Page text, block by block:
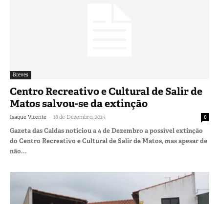
Breves
Centro Recreativo e Cultural de Salir de
Matos salvou-se da extinção
Isaque Vicente - 18 de Dezembro, 2015 0
Gazeta das Caldas noticiou a 4 de Dezembro a possível extinção
do Centro Recreativo e Cultural de Salir de Matos, mas apesar de
não...